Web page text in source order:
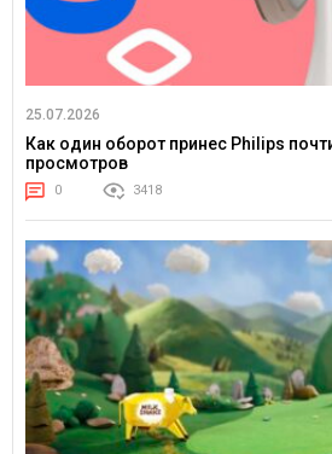
25.07.2026
Как один оборот принес Philips
просмотров
0 3418